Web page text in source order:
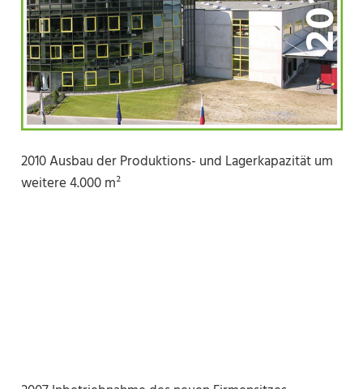
2010 Ausbau der Produktions- und Lagerkapazität um
weitere 4.000 m²